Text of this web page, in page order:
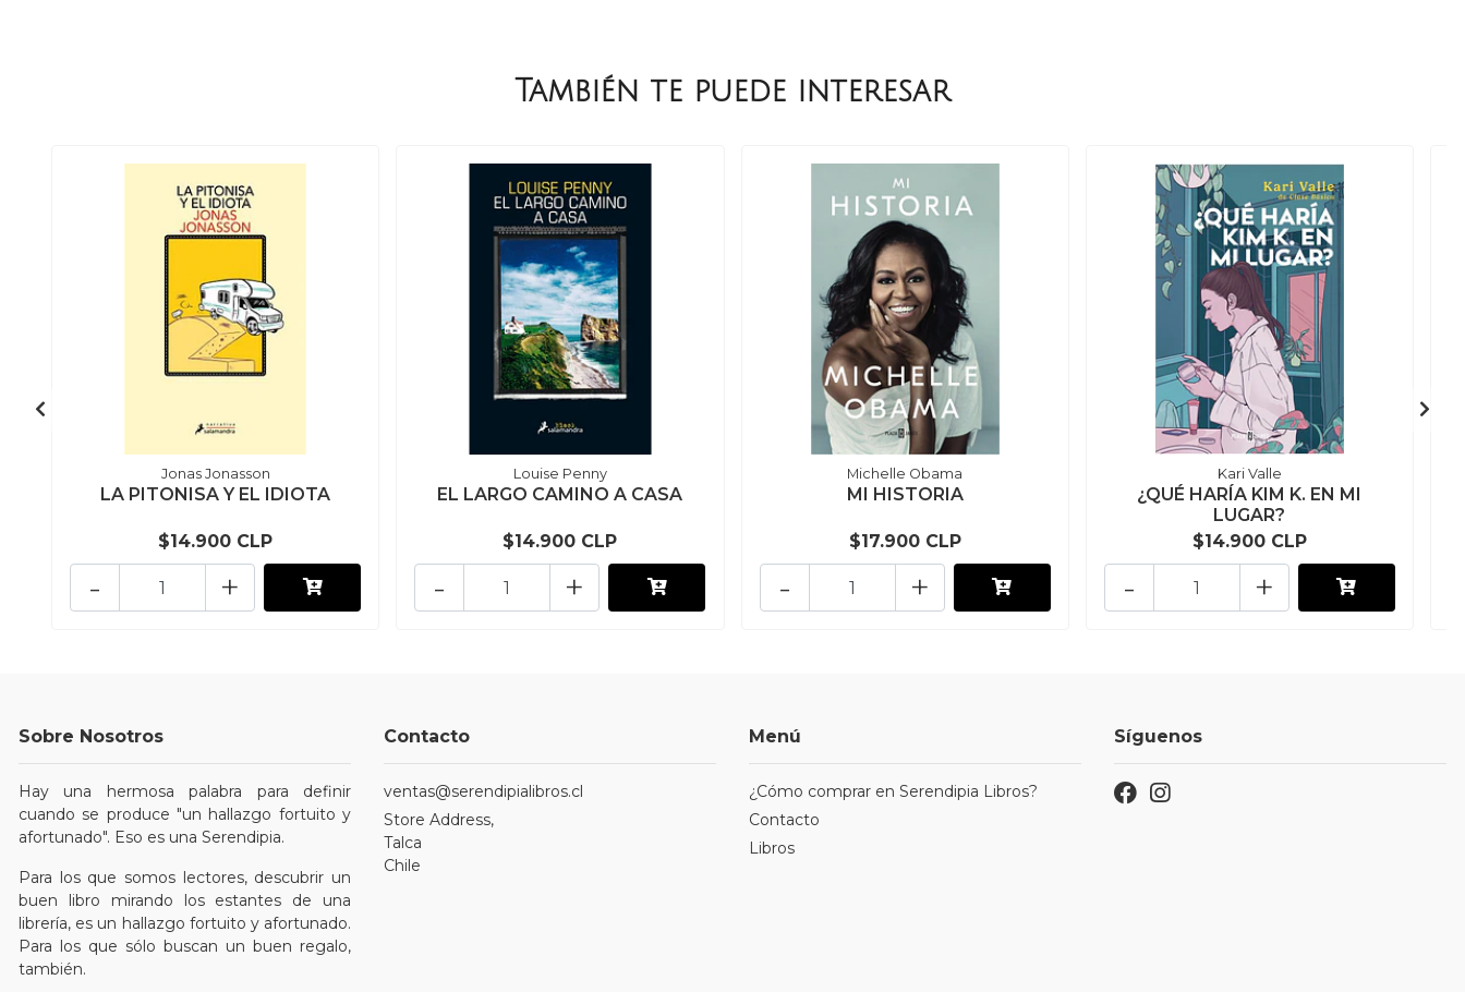
También te puede interesar
Jonas Jonasson
LA PITONISA Y EL IDIOTA
$14.900 CLP
- +
Louise Penny
EL LARGO CAMINO A CASA
$14.900 CLP
- +
Michelle Obama
MI HISTORIA
$17.900 CLP
- +
Kari Valle
¿QUÉ HARÍA KIM K. EN MI
LUGAR?
$14.900 CLP
- +
Sobre Nosotros
Hay una hermosa palabra para definir
cuando se produce "un hallazgo fortuito y
afortunado". Eso es una Serendipia.
Para los que somos lectores, descubrir un
buen libro mirando los estantes de una
librería, es un hallazgo fortuito y afortunado.
Para los que sólo buscan un buen regalo,
también.
Contacto
ventas@serendipialibros.cl
Store Address,
Talca
Chile
Menú
¿Cómo comprar en Serendipia Libros?
Contacto
Libros
Síguenos